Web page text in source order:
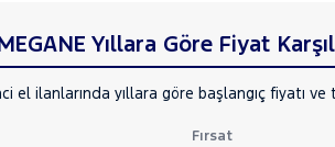
Yıllara Göre Fiyat
el ilanlarında yıllara göre başlangıç fiyatı ve
Fırsat